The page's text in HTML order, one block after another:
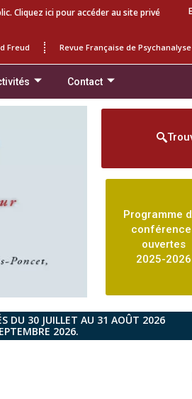
Cliquez ici pour accéder au site privé
Freud Revue Française de Psychanalyse
Contact
Programme
ouvertes
2025-2026
DU 30 JUILLET AU 31 AOÛT 2026
2026.